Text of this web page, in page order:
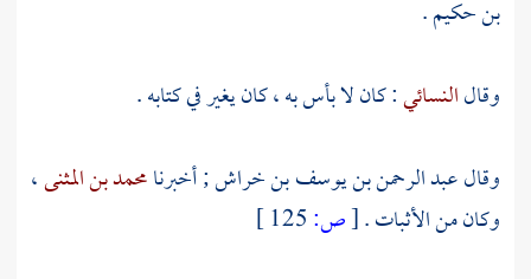
بن حكيم.
وقالالنسائي: كان لا بأس به ، كان يغير في كتابه .
وقالعبد الرحمن بن يوسف بن خراش; أخبرنامحمد بن المثنى،
وكان من الأثبات .[ص: